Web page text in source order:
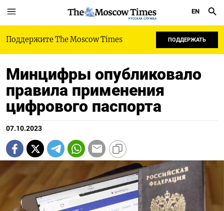
РУССКАЯ СЛУЖБА
EN
Поддержите The Moscow Times ПОДДЕРЖАТЬ
Минцифры опубликовало
правила применения
цифрового паспорта
07.10.2023